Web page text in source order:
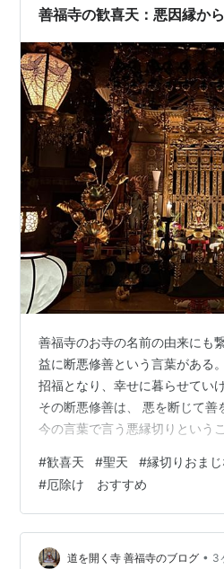
ますが、琴電では、全線で使用
善福寺の歓喜天：悪因縁か
善福寺のお寺の名前の由来にも
益に断悪修善という言葉がある
招福となり、幸せに暮らせてい
その断悪修善は、 悪を断じて善
今の言葉で言う悪縁切りという
とである。 断ずる悪というのは
と、災難を呼ぶ悪縁である。 悪
先祖の因縁、土地の因縁、過去
因縁。それらのネガティブな要
それらが無いという人の方が類
#歓喜天 #聖天 #縁切りおま
#厄除け おすすめ
道を開く寺 善福寺のブログ • 3